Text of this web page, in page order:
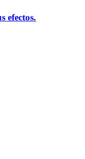
efectos.